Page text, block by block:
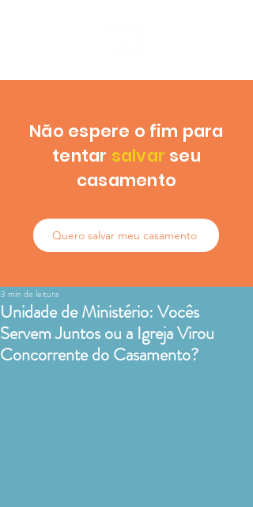
Não espere o fim para
tentar salvar seu
casamento
Quero salvar meu casamento
Unidade de Ministério: Vocês
Servem Juntos ou a Igreja Virou
Concorrente do Casamento?
3 min de leitura